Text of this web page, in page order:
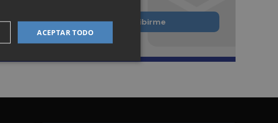
Quiero suscribirme
ACEPTAR TODO